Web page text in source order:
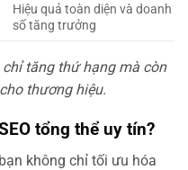
Hiệu quả toàn diện và doanh
số tăng trưởng
chỉ tăng thứ hạng mà còn
thương hiệu.
tổng thể uy tín?
không chỉ tối ưu hóa